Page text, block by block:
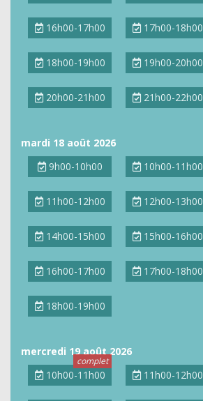
16h00-17h00 17h00-18h00
18h00-19h00 19h00-20h00
20h00-21h00 21h00-22h00
mardi 18 août 2026
9h00-10h00
10h00-11h00
11h00-12h00 12h00-13h00
14h00-15h00 15h00-16h00
16h00-17h00 17h00-18h00
18h00-19h00
mercredi 19 août 2026
10h00-11h00
11h00-12h00